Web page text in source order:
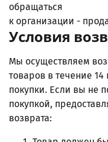
обращаться
к организации -
Условия
Мы осуществляем
товаров в течение
покупки. Если вы не
покупкой,
возврата: